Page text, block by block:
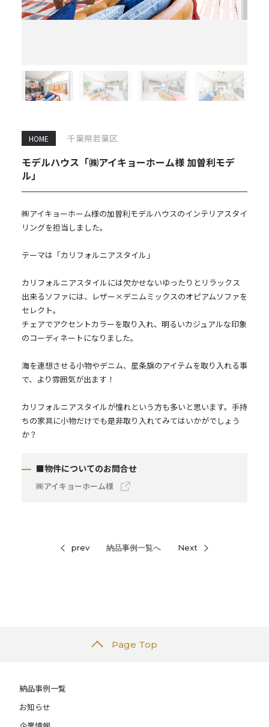
モデルハウス「㈱アイキョーホーム様 加曽利モデ
ル」
HOME 千葉県若葉区
㈱アイキョーホーム様の加曽利モデルハウスのインテリアスタイ
リングを担当しました。
テーマは「カリフォルニアスタイル」
カリフォルニアスタイルには欠かせないゆったりとリラックス
出来るソファには、レザー×デニムミックスのオピアムソファを
セレクト。
チェアでアクセントカラーを取り入れ、明るいカジュアルな印象
のコーディネートになりました。
海を連想させる小物やデニム、星条旗のアイテムを取り入れる事
で、より雰囲気が出ます！
カリフォルニアスタイルが憧れという方も多いと思います。手持
ちの家具に小物だけでも是非取り入れてみてはいかがでしょう
か？
■物件についてのお問合せ
㈱アイキョーホーム様
prev 納品事例一覧へ Next
Page Top
納品事例一覧
お知らせ